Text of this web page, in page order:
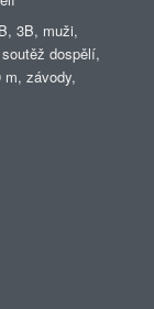
,3B, muži,
soutěž dospělí,
m,závody,